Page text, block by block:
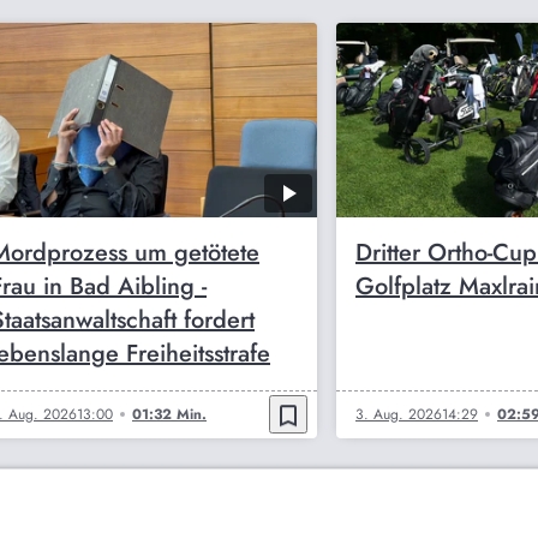
um getötete
in Bad Aibling -
fordert
Freiheitsstrafe
Aug. 202613:00 01:32 Min. bookmark_border
Dritter Ortho-
Golfplatz
3. Aug. 202614:29